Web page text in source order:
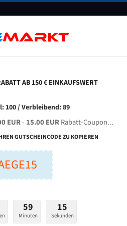
BLOG KONTAKT
mm Bi-Metall Bandsägeblätter
(mm):
AB 150 € EINKAUFSWERT
100 / Verbleibend: 89
EUR- 15.00 EURRabatt-Coupon...
GUTSCHEINCODE ZU KOPIEREN
59
Minuten
14
Sekunden